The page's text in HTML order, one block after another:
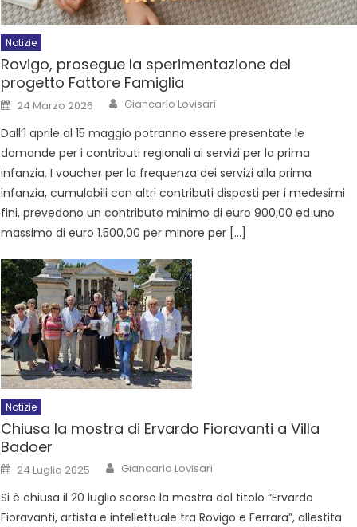
Notizie
Rovigo, prosegue la sperimentazione del
progetto Fattore Famiglia
24 Marzo 2026 Giancarlo Lovisari
Dall’1 aprile al 15 maggio potranno essere presentate le
domande per i contributi regionali ai servizi per la prima
infanzia. I voucher per la frequenza dei servizi alla prima
infanzia, cumulabili con altri contributi disposti per i medesimi
fini, prevedono un contributo minimo di euro 900,00 ed uno
massimo di euro 1.500,00 per minore per […]
Notizie
Chiusa la mostra di Ervardo Fioravanti a Villa
Badoer
24 Luglio 2025 Giancarlo Lovisari
Si è chiusa il 20 luglio scorso la mostra dal titolo “Ervardo
Fioravanti, artista e intellettuale tra Rovigo e Ferrara”, allestita